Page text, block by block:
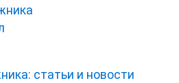
статьи и новости